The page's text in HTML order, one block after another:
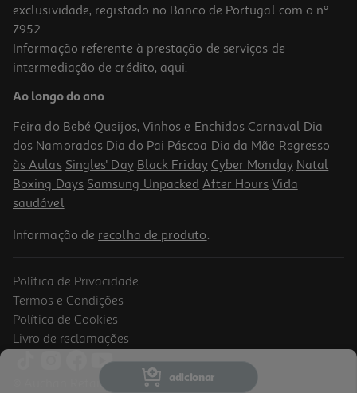
adicionar
Livro Acredita Em Ti Tu Consegues! De Sara Rebello Da Silva
10.71 €/un
PVP de editor
10,71 €
-33%
Panda Vamos À Escola?
exclusividade, registado no Banco de Portugal com o nº
7952.
Informação referente à prestação de serviços de
intermediação de crédito, aqui.
Ao longo do ano
Feira do Bebé Queijos, Vinhos e Enchidos Carnaval Dia
dos Namorados Dia do Pai Páscoa Dia da Mãe Regresso
às Aulas Singles' Day Black Friday Cyber Monday Natal
Boxing Days Samsung Unpacked After Hours Vida
saudável
Informação de recolha de produto.
Política de Privacidade
Termos e Condições
Política de Cookies
Livro de reclamações
© Auchan Retail Portugal